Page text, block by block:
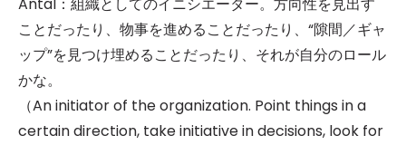
Antal：組織としてのイニシエーター。方向性を見出す
ことだったり、物事を進めることだったり、“隙間／ギャ
ップ”を見つけ埋めることだったり、それが自分のロール
かな。
（An initiator of the organization. Point things in a
certain direction, take initiative in decisions, look for